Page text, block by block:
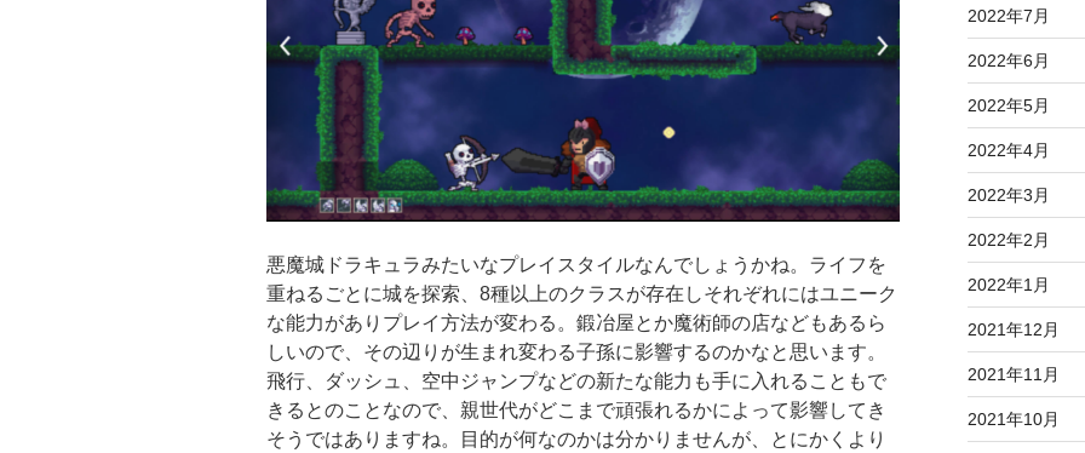
悪魔城ドラキュラみたいなプレイスタイルなんでしょうかね。ライフを
重ねるごとに城を探索、8種以上のクラスが存在しそれぞれにはユニーク
な能力がありプレイ方法が変わる。鍛冶屋とか魔術師の店などもあるら
しいので、その辺りが生まれ変わる子孫に影響するのかなと思います。
飛行、ダッシュ、空中ジャンプなどの新たな能力も手に入れることもで
きるとのことなので、親世代がどこまで頑張れるかによって影響してき
そうではありますね。目的が何なのかは分かりませんが、とにかくより
2022年7月
2022年6月
2022年5月
2022年4月
2022年3月
2022年2月
2022年1月
2021年12月
2021年11月
2021年10月